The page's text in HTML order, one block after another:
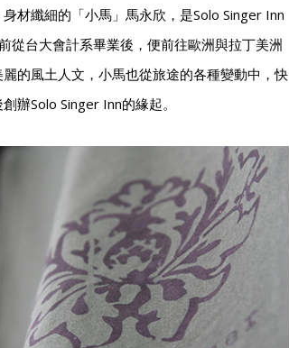
材纖細的「小馬」馬永欣，是Solo Singer Inn
從台大會計系畢業後，便前往歐洲與拉丁美洲
的風土人文，小馬也從旅途的各種變動中，快
辦Solo Singer Inn的緣起。